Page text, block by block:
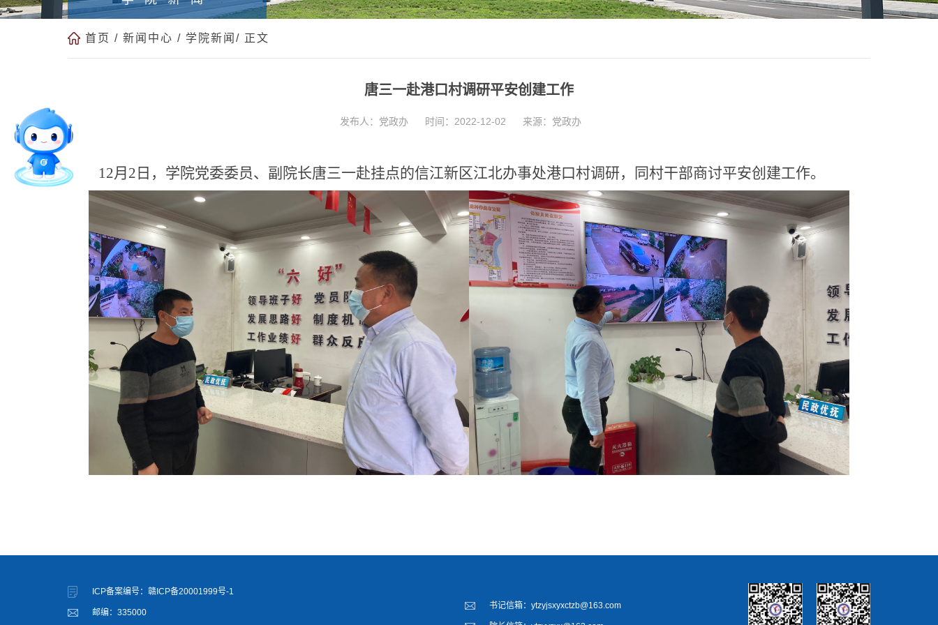
首页 / 新闻中心 / 学院新闻 / 正文
唐三一赴港口村调研平安创建工作
发布人：党政办 时间：2022-12-02 来源：党政办
12月2日，学院党委委员、副院长唐三一赴挂点的信江新区江北办事处港口村调研，同村干部商讨平安创建工作。
ICP备案编号：赣ICP备20001999号-1
邮编：335000
书记信箱：ytzyjsxyxctzb@163.com